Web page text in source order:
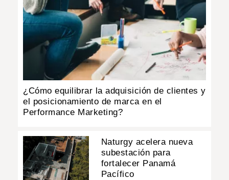
¿Cómo equilibrar la adquisición de clientes y
el posicionamiento de marca en el
Performance Marketing?
Naturgy acelera nueva
subestación para
fortalecer Panamá
Pacífico